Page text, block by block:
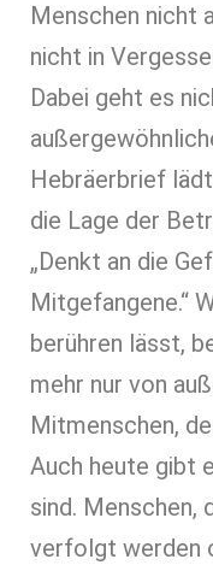
Menschen nicht
nicht in
Dabei geht es
Hebräerbrief
die Lage der
„Denkt an die
Mitgefangene.“
berühren lässt,
mehr nur von
Mitmenschen,
Auch heute gibt
sind. Menschen,
verfolgt werden